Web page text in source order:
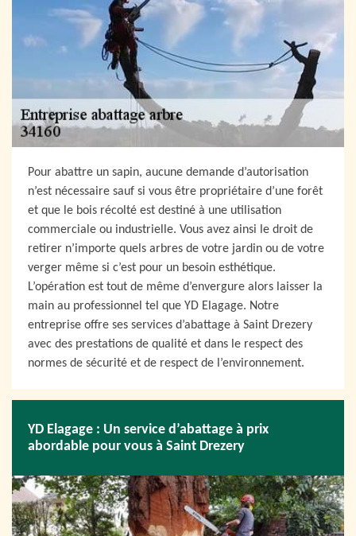
Pour abattre un sapin, aucune demande d’autorisation
n’est nécessaire sauf si vous être propriétaire d’une forêt
et que le bois récolté est destiné à une utilisation
commerciale ou industrielle. Vous avez ainsi le droit de
retirer n’importe quels arbres de votre jardin ou de votre
verger même si c’est pour un besoin esthétique.
L’opération est tout de même d’envergure alors laisser la
main au professionnel tel que YD Elagage. Notre
entreprise offre ses services d’abattage à Saint Drezery
avec des prestations de qualité et dans le respect des
normes de sécurité et de respect de l’environnement.
YD Elagage : Un service d’abattage à prix
abordable pour vous à Saint Drezery